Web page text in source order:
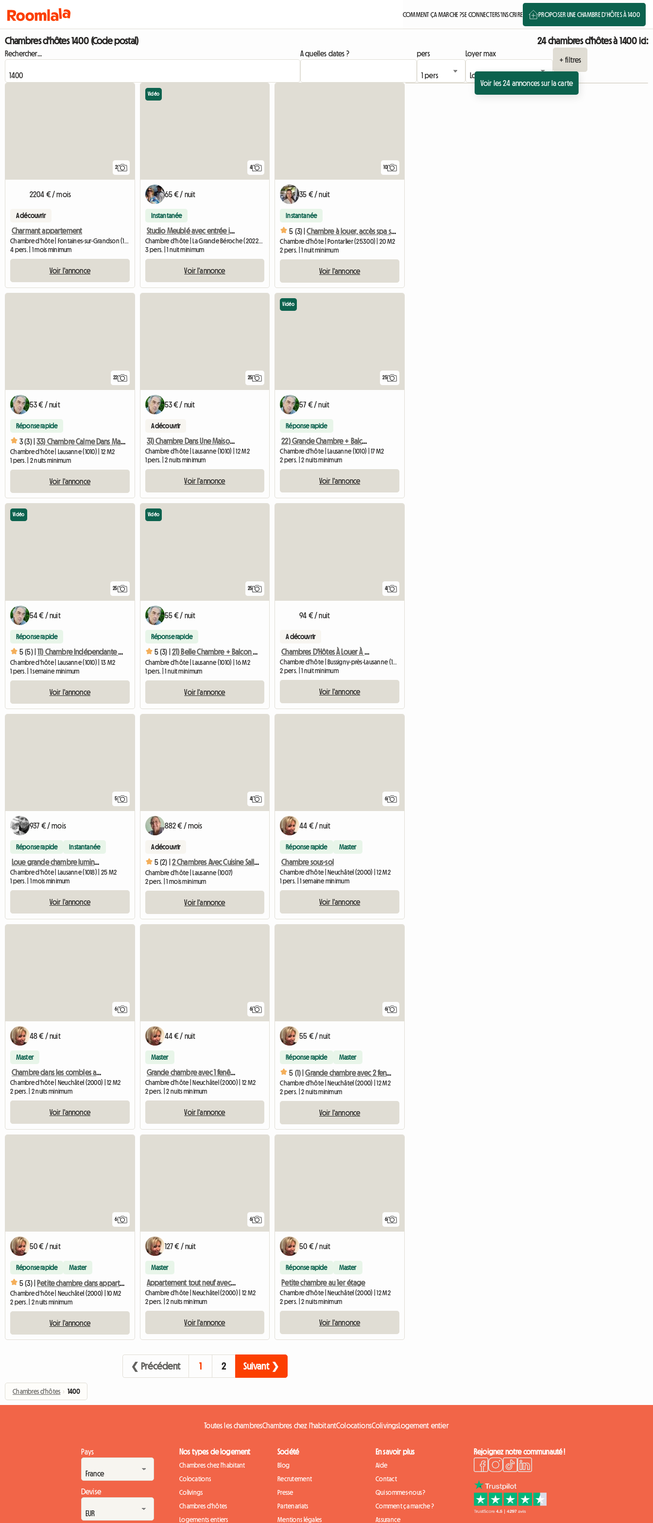
COMMENT ÇA MARCHE ?SE CONNECTERS'INSCRIRE PROPOSER UNE CHAMBRE D'HÔTES À 1400
Chambres d'hôtes 1400 (Code postal) 24 chambres d'hôtes à 1400 ici:
Rechercher... A quelles dates ? pers
Loyer max
+ filtres
Voir les 24 annonces sur la carte
2
2204 € / mois
A découvrir
Charmant appartement
Chambre d'hôte | Fontaines-sur-Grandson (1421) | 75 M2
4 pers. | 1 mois minimum
Voir l'annonce
4
Vidéo
65 € / nuit
Instantanée
Studio Meublé avec entrée independante
Chambre d'hôte | La Grande Béroche (2022) | 30 M2
3 pers. | 1 nuit minimum
Voir l'annonce
10
35 € / nuit
Instantanée
5 (3) | Chambre à louer, accès spa sur demande. Proche de la Suisse.
Chambre d'hôte | Pontarlier (25300) | 20 M2
2 pers. | 1 nuit minimum
Voir l'annonce
22
53 € / nuit
Réponse rapide
3 (3) | 33) Chambre Calme Dans Maison Confortable Avec Jardin à 3min Du Métro
Chambre d'hôte | Lausanne (1010) | 12 M2
1 pers. | 2 nuits minimum
Voir l'annonce
25
53 € / nuit
A découvrir
31) Chambre Dans Une Maison Confortable à 3 Minutes Du Bus Et Du Métro - EHL
Chambre d'hôte | Lausanne (1010) | 12 M2
1 pers. | 2 nuits minimum
Voir l'annonce
25
Vidéo
57 € / nuit
Réponse rapide
22) Grande Chambre + Balcon + Vue Sur Le Lac, Maison Chaleureuse 3min 2 M2
Chambre d'hôte | Lausanne (1010) | 17 M2
2 pers. | 2 nuits minimum
Voir l'annonce
25
Vidéo
54 € / nuit
Réponse rapide
5 (5) | 11) Chambre Indépendante Dans Maison Confortable à 3 Min Du Métrro M2
Chambre d'hôte | Lausanne (1010) | 13 M2
1 pers. | 1 semaine minimum
Voir l'annonce
25
Vidéo
55 € / nuit
Réponse rapide
5 (3) | 21) Belle Chambre + Balcon + Vue Sur Le Lac, Maison Confortable à 3 Min De Métro
Chambre d'hôte | Lausanne (1010) | 16 M2
1 pers. | 1 nuit minimum
Voir l'annonce
4
94 € / nuit
A découvrir
Chambres D'Hôtes À Louer À Bussigny
2 pers. | 1 nuit minimum
Voir l'annonce
5
937 € / mois
Réponse rapide Instantanée
Loue grande chambre lumineuse et entièrement meublée. Style
Chambre d'hôte | Lausanne (1018) | 25 M2
1 pers. | 1 mois minimum
Voir l'annonce
4
882 € / mois
A découvrir
5 (2) | 2 Chambres Avec Cuisine Salle De Bain Et Tous Les Accessoir
Chambre d'hôte | Lausanne (1007)
2 pers. | 1 mois minimum
Voir l'annonce
6
44 € / nuit
Réponse rapide Master
Chambre sous-sol
Chambre d'hôte | Neuchâtel (2000) | 12 M2
1 pers. | 1 semaine minimum
Voir l'annonce
6
48 € / nuit
Master
Chambre dans les combles avec 2 fenêtres dans maison
Chambre d'hôte | Neuchâtel (2000) | 12 M2
2 pers. | 2 nuits minimum
Voir l'annonce
6
44 € / nuit
Master
Grande chambre avec 1 fenêtre dans appartement tout neuf
Chambre d'hôte | Neuchâtel (2000) | 12 M2
2 pers. | 2 nuits minimum
Voir l'annonce
6
55 € / nuit
Réponse rapide Master
5 (1) | Grande chambre avec 2 fenêtres dans appartement tout neuf
Chambre d'hôte | Neuchâtel (2000) | 12 M2
2 pers. | 2 nuits minimum
Voir l'annonce
6
50 € / nuit
Réponse rapide Master
5 (3) | Petite chambre dans appartement tout neuf
Chambre d'hôte | Neuchâtel (2000) | 10 M2
2 pers. | 2 nuits minimum
Voir l'annonce
6
127 € / nuit
Master
Appartement tout neuf avec 3 chambres
Chambre d'hôte | Neuchâtel (2000) | 12 M2
2 pers. | 2 nuits minimum
Voir l'annonce
6
50 € / nuit
Réponse rapide Master
Petite chambre au 1er étage
Chambre d'hôte | Neuchâtel (2000) | 12 M2
2 pers. | 2 nuits minimum
Voir l'annonce
❮ Précédent 1 2 Suivant ❯
Chambres d'hôtes › 1400
Toutes les chambresChambres chez l'habitantColocationsColivingsLogement entier
Pays
Devise
Nos types de logement
Chambres chez l'habitant
Colocations
Colivings
Chambres d'hôtes
Logements entiers
Société
Blog
Recrutement
Presse
Partenariats
Mentions légales
En savoir plus
Aide
Contact
Qui sommes-nous ?
Comment ça marche ?
Assurance
Rejoignez notre communauté !